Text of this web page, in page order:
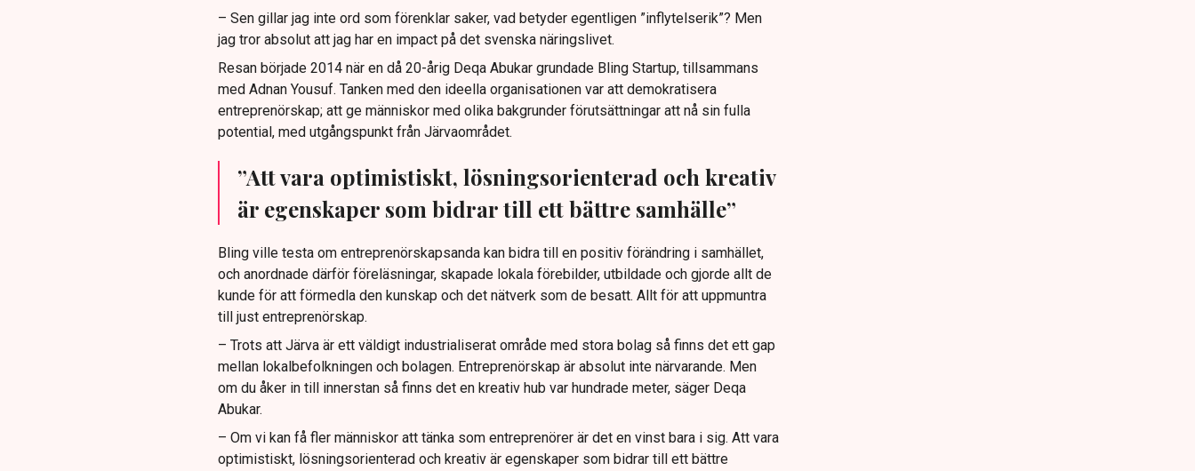
– Sen gillar jag inte ord som förenklar saker, vad betyder egentligen ”inflytelserik”? Men
jag tror absolut att jag har en impact på det svenska näringslivet.
Resan började 2014 när en då 20-årig Deqa Abukar grundade Bling Startup, tillsammans
med Adnan Yousuf. Tanken med den ideella organisationen var att demokratisera
entreprenörskap; att ge människor med olika bakgrunder förutsättningar att nå sin fulla
potential, med utgångspunkt från Järvaområdet.
”Att vara optimistiskt, lösningsorienterad och kreativ
är egenskaper som bidrar till ett bättre samhälle”
Bling ville testa om entreprenörskapsanda kan bidra till en positiv förändring i samhället,
och anordnade därför föreläsningar, skapade lokala förebilder, utbildade och gjorde allt de
kunde för att förmedla den kunskap och det nätverk som de besatt. Allt för att uppmuntra
till just entreprenörskap.
– Trots att Järva är ett väldigt industrialiserat område med stora bolag så finns det ett gap
mellan lokalbefolkningen och bolagen. Entreprenörskap är absolut inte närvarande. Men
om du åker in till innerstan så finns det en kreativ hub var hundrade meter, säger Deqa
Abukar.
– Om vi kan få fler människor att tänka som entreprenörer är det en vinst bara i sig. Att vara
optimistiskt, lösningsorienterad och kreativ är egenskaper som bidrar till ett bättre